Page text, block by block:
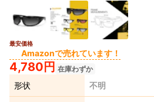
最安価格
Amazonで売れています！
4,780円 在庫わずか
形状 不明